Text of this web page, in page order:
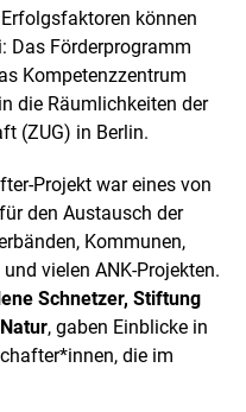
können
Das Förderprogramm
Kompetenzzentrum
die Räumlichkeiten der
(ZUG) in Berlin.
Projekt war eines von
den Austausch der
Kommunen,
vielen ANK-Projekten.
Schnetzer, Stiftung
, gaben Einblicke in
die im